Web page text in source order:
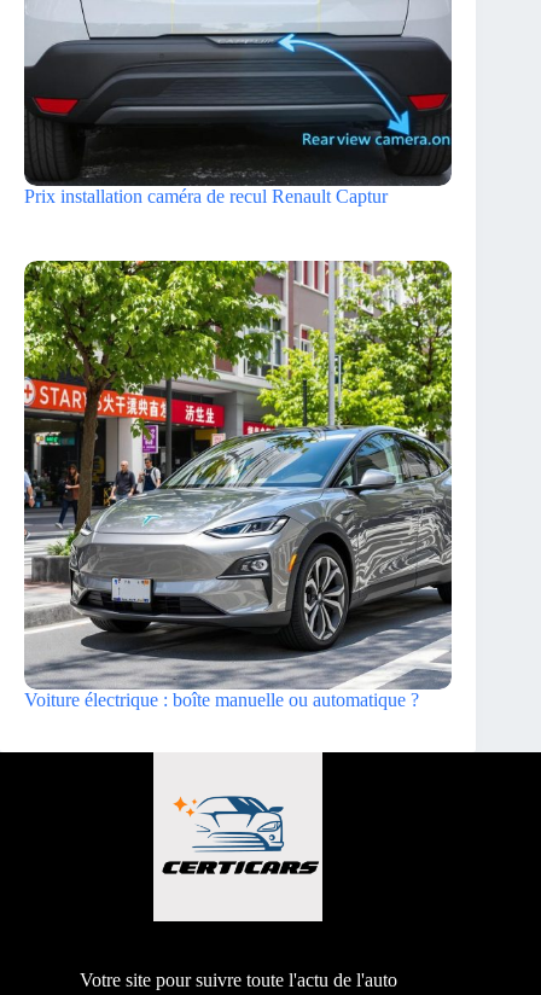
Prix installation caméra de recul Renault Captur
Voiture électrique : boîte manuelle ou automatique ?
Votre site pour suivre toute l'actu de l'auto